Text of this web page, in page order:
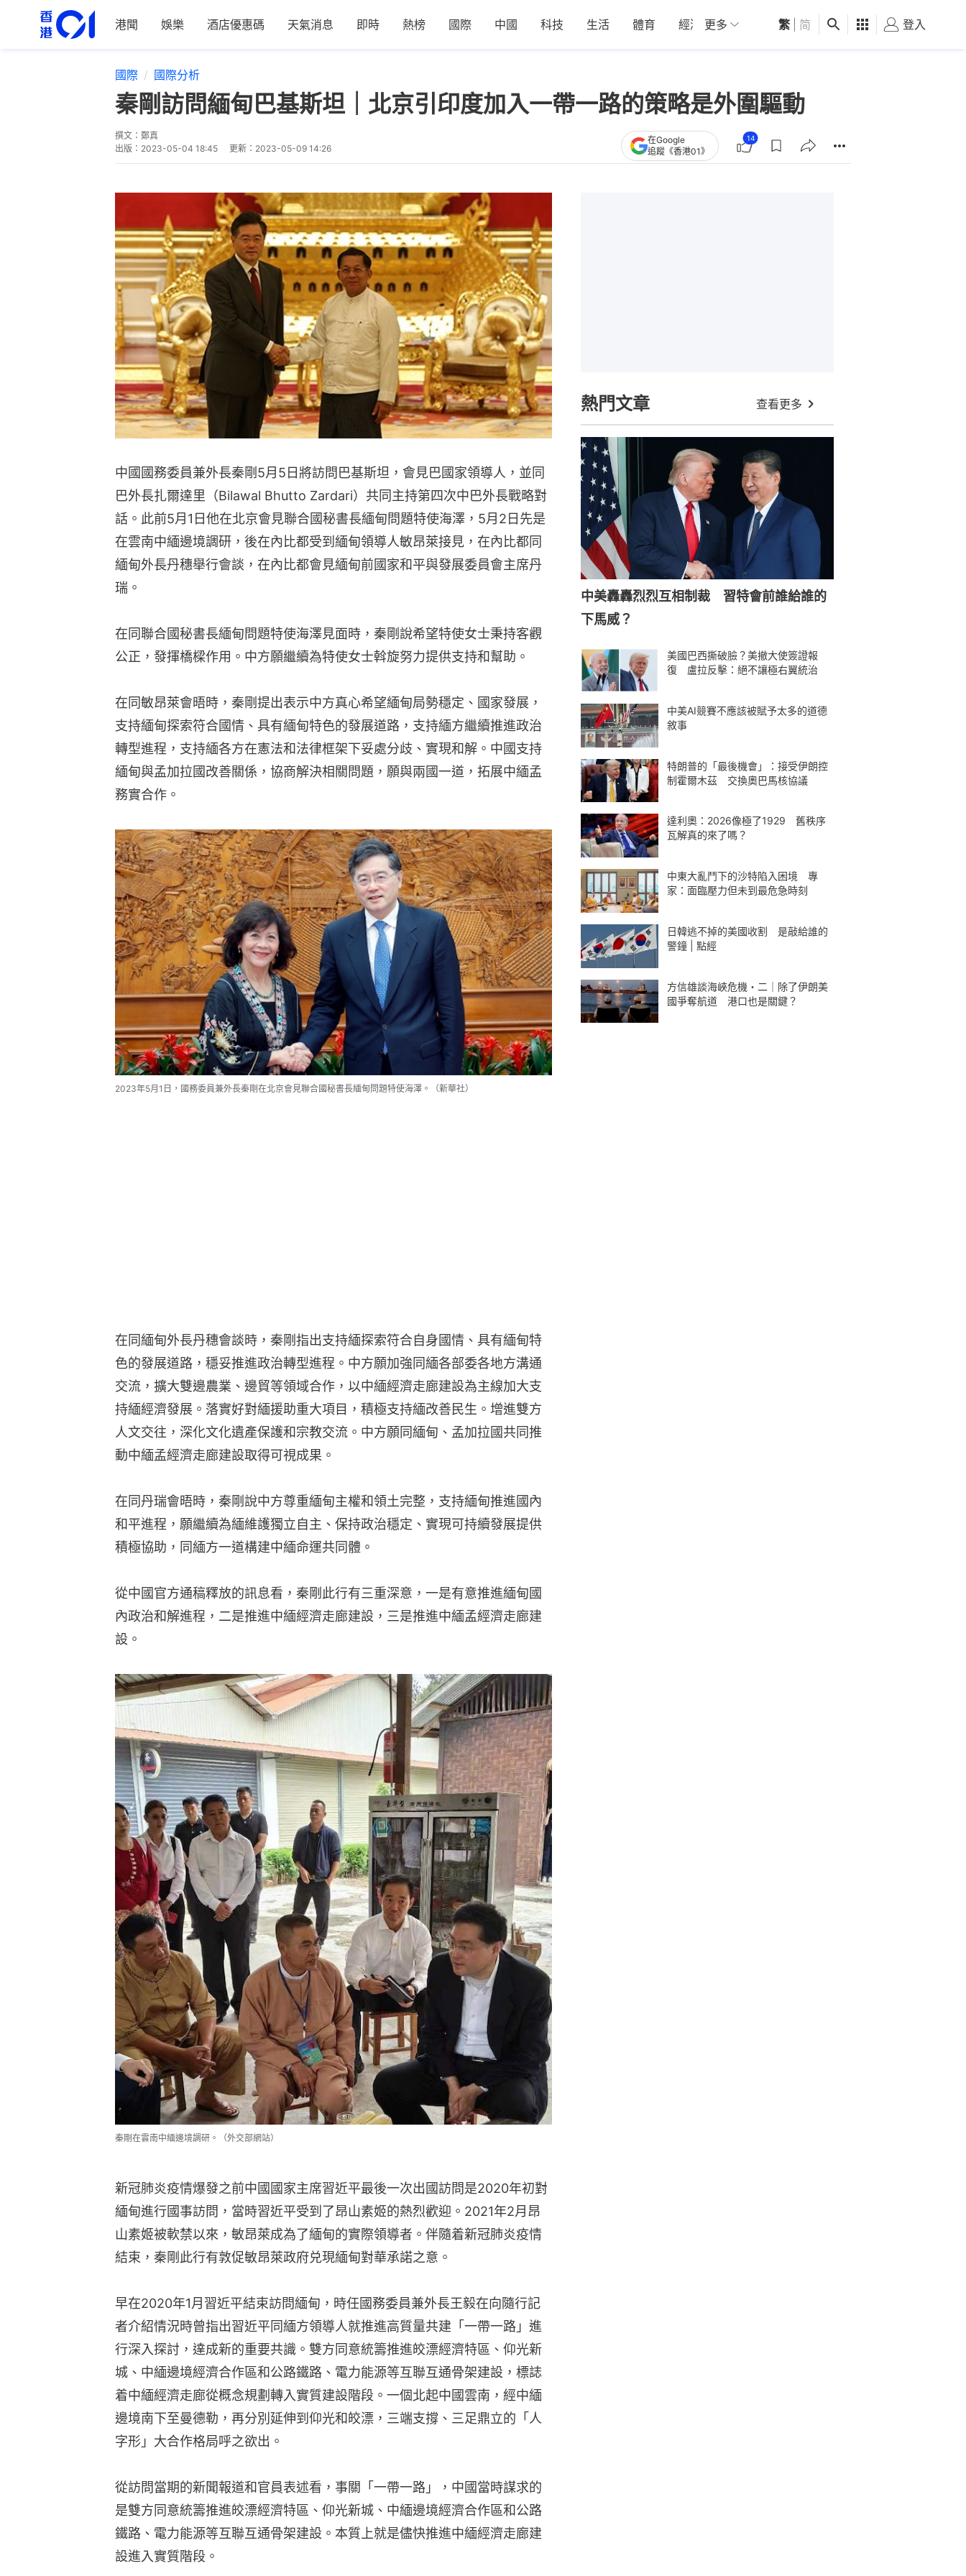
港聞 娛樂 酒店優惠碼 天氣消息 即時 熱榜 國際 中國 科技 生活 體育 經濟 01深圳 觀點 健康 好食玩飛
更多 繁 简 登入
國際 國際分析
秦剛訪問緬甸巴基斯坦｜北京引印度加入一帶一路的策略是外圍驅動
撰文： 鄭真
出版： 2023-05-04 18:45 更新： 2023-05-09 14:26
在Google
追蹤《香港01》
14
中國國務委員兼外長秦剛5月5日將訪問巴基斯坦，會見巴國家領導人，並同
巴外長扎爾達里（Bilawal Bhutto Zardari）共同主持第四次中巴外長戰略對
話。此前5月1日他在北京會見聯合國秘書長緬甸問題特使海澤，5月2日先是
在雲南中緬邊境調研，後在內比都受到緬甸領導人敏昂萊接見，在內比都同
緬甸外長丹穗舉行會談，在內比都會見緬甸前國家和平與發展委員會主席丹
瑞。
在同聯合國秘書長緬甸問題特使海澤見面時，秦剛說希望特使女士秉持客觀
公正，發揮橋樑作用。中方願繼續為特使女士斡旋努力提供支持和幫助。
在同敏昂萊會晤時，秦剛提出表示中方真心希望緬甸局勢穩定、國家發展，
支持緬甸探索符合國情、具有緬甸特色的發展道路，支持緬方繼續推進政治
轉型進程，支持緬各方在憲法和法律框架下妥處分歧、實現和解。中國支持
緬甸與孟加拉國改善關係，協商解決相關問題，願與兩國一道，拓展中緬孟
務實合作。
2023年5月1日，國務委員兼外長秦剛在北京會見聯合國秘書長緬甸問題特使海澤。（新華社）
在同緬甸外長丹穗會談時，秦剛指出支持緬探索符合自身國情、具有緬甸特
色的發展道路，穩妥推進政治轉型進程。中方願加強同緬各部委各地方溝通
交流，擴大雙邊農業、邊貿等領域合作，以中緬經濟走廊建設為主線加大支
持緬經濟發展。落實好對緬援助重大項目，積極支持緬改善民生。增進雙方
人文交往，深化文化遺產保護和宗教交流。中方願同緬甸、孟加拉國共同推
動中緬孟經濟走廊建設取得可視成果。
在同丹瑞會晤時，秦剛說中方尊重緬甸主權和領土完整，支持緬甸推進國內
和平進程，願繼續為緬維護獨立自主、保持政治穩定、實現可持續發展提供
積極協助，同緬方一道構建中緬命運共同體。
從中國官方通稿釋放的訊息看，秦剛此行有三重深意，一是有意推進緬甸國
內政治和解進程，二是推進中緬經濟走廊建設，三是推進中緬孟經濟走廊建
設。
秦剛在雲南中緬邊境調研。（外交部網站）
新冠肺炎疫情爆發之前中國國家主席習近平最後一次出國訪問是2020年初對
緬甸進行國事訪問，當時習近平受到了昂山素姬的熱烈歡迎。2021年2月昂
山素姬被軟禁以來，敏昂萊成為了緬甸的實際領導者。伴隨着新冠肺炎疫情
結束，秦剛此行有敦促敏昂萊政府兑現緬甸對華承諾之意。
早在2020年1月習近平結束訪問緬甸，時任國務委員兼外長王毅在向隨行記
者介紹情況時曾指出習近平同緬方領導人就推進高質量共建「一帶一路」進
行深入探討，達成新的重要共識。雙方同意統籌推進皎漂經濟特區、仰光新
城、中緬邊境經濟合作區和公路鐵路、電力能源等互聯互通骨架建設，標誌
着中緬經濟走廊從概念規劃轉入實質建設階段。一個北起中國雲南，經中緬
邊境南下至曼德勒，再分別延伸到仰光和皎漂，三端支撐、三足鼎立的「人
字形」大合作格局呼之欲出。
從訪問當期的新聞報道和官員表述看，事關「一帶一路」，中國當時謀求的
是雙方同意統籌推進皎漂經濟特區、仰光新城、中緬邊境經濟合作區和公路
鐵路、電力能源等互聯互通骨架建設。本質上就是儘快推進中緬經濟走廊建
設進入實質階段。
熱門文章 查看更多
中美轟轟烈烈互相制裁 習特會前誰給誰的
下馬威？
美國巴西撕破臉？美撤大使簽證報
復 盧拉反擊：絕不讓極右翼統治
中美AI競賽不應該被賦予太多的道德
敘事
特朗普的「最後機會」：接受伊朗控
制霍爾木茲 交換奧巴馬核協議
達利奧：2026像極了1929 舊秩序
瓦解真的來了嗎？
中東大亂鬥下的沙特陷入困境 專
家：面臨壓力但未到最危急時刻
日韓逃不掉的美國收割 是敲給誰的
警鐘 | 點經
方信雄談海峽危機・二｜除了伊朗美
國爭奪航道 港口也是關鍵？